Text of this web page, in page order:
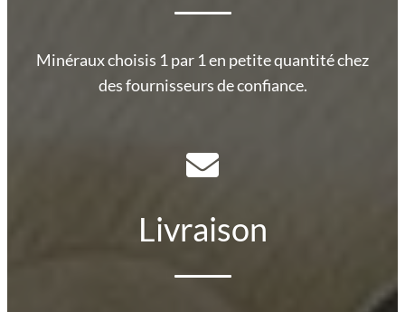
Minéraux choisis 1 par 1 en petite quantité chez
des fournisseurs de confiance.
Livraison